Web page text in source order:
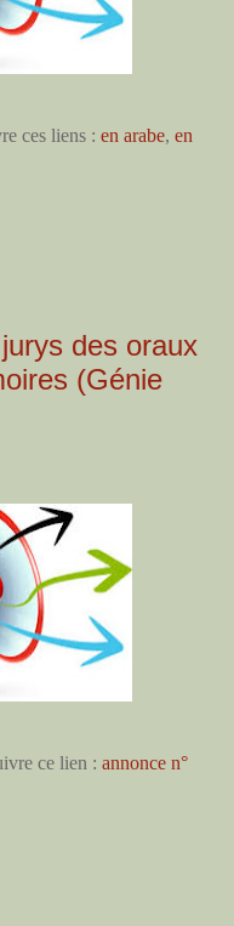
ces liens : en arabe, en
des oraux
(Génie
ce lien : annonce n°